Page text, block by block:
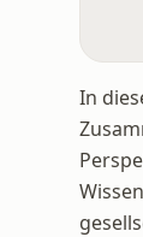
In